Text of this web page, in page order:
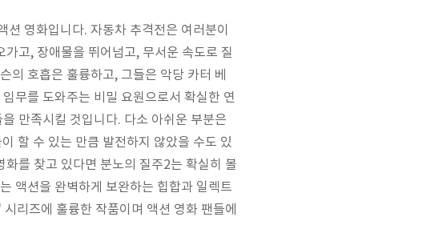
영화입니다. 자동차 추격전은 여러분이
고, 장애물을 뛰어넘고, 무서운 속도로 질
의 호흡은 훌륭하고, 그들은 악당 카터 베
무를 도와주는 비밀 요원으로서 확실한 연
만족시킬 것입니다. 다소 아쉬운 부분은
할 수 있는 만큼 발전하지 않았을 수도 있
를 찾고 있다면 분노의 질주2는 확실히 볼
액션을 완벽하게 보완하는 힙합과 일렉트
리즈에 훌륭한 작품이며 액션 영화 팬들에